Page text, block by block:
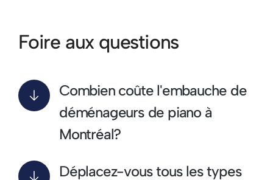
Foire aux questions
Combien coûte l'embauche de
déménageurs de piano à
Montréal?
Déplacez-vous tous les types